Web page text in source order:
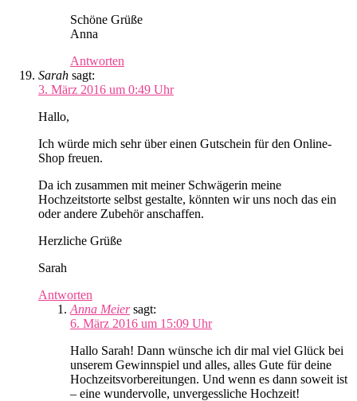
Schöne Grüße
Anna
Antworten
Sarah sagt:
3. März 2016 um 0:49 Uhr
Hallo,
Ich würde mich sehr über einen Gutschein für den Online-
Shop freuen.
Da ich zusammen mit meiner Schwägerin meine
Hochzeitstorte selbst gestalte, könnten wir uns noch das ein
oder andere Zubehör anschaffen.
Herzliche Grüße
Sarah
Antworten
Anna Meier sagt:
6. März 2016 um 15:09 Uhr
Hallo Sarah! Dann wünsche ich dir mal viel Glück bei
unserem Gewinnspiel und alles, alles Gute für deine
Hochzeitsvorbereitungen. Und wenn es dann soweit ist
– eine wundervolle, unvergessliche Hochzeit!